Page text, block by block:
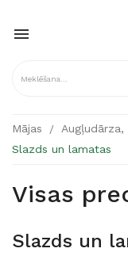

Mājas
Slazds un lamatas
Visas
Slazds un